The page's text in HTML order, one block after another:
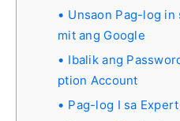
Unsaon Pag-log in
mit ang Google
Ibalik ang
ption Account
Pag-log I sa